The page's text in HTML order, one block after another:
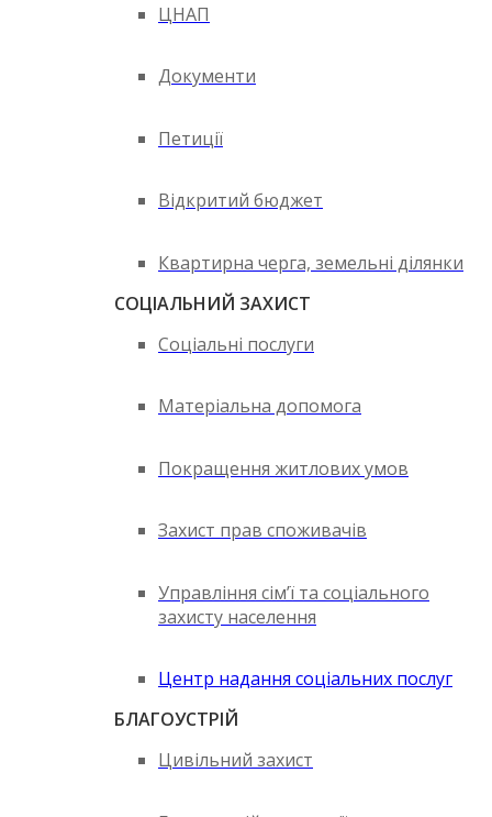
ЦНАП
Документи
Петиції
Відкритий бюджет
Квартирна черга, земельні ділянки
СОЦІАЛЬНИЙ ЗАХИСТ
Соціальні послуги
Матеріальна допомога
Покращення житлових умов
Захист прав споживачів
Управління сім’ї та соціального
захисту населення
Центр надання соціальних послуг
БЛАГОУСТРІЙ
Цивільний захист